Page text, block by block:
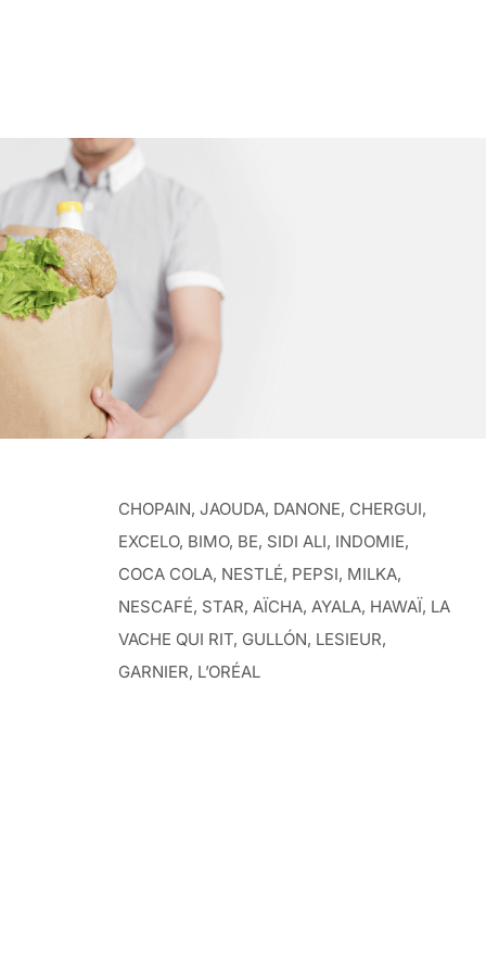
CHOPAIN, JAOUDA, DANONE, CHERGUI,
EXCELO, BIMO, BE, SIDI ALI, INDOMIE,
COCA COLA, NESTLÉ, PEPSI, MILKA,
NESCAFÉ, STAR, AÏCHA, AYALA, HAWAÏ, LA
VACHE QUI RIT, GULLÓN, LESIEUR,
GARNIER, L’ORÉAL